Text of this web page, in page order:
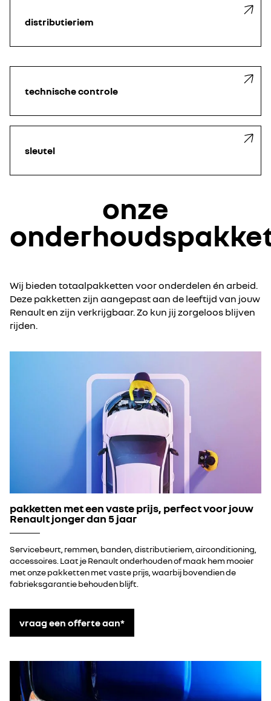
distributieriem
technische controle
sleutel
onze
Wij bieden totaalpakketten voor onderdelen én arbeid.
Deze pakketten zijn aangepast aan de leeftijd van jouw
Renault en zijn verkrijgbaar. Zo kun jij zorgeloos blijven
rijden.
pakketten met een vaste prijs, perfect voor jouw
Renault jonger dan 5 jaar
Servicebeurt, remmen, banden, distributieriem, airconditioning,
accessoires. Laat je Renault onderhouden of maak hem mooier
met onze pakketten met vaste prijs, waarbij bovendien de
fabrieksgarantie behouden blijft.
vraag een offerte aan*